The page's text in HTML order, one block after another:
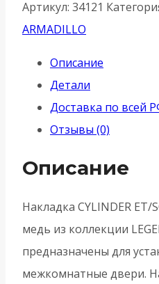
Armadillo
CYLINDER
ET/SQ-
21ABL-
медь
Артикул: 34121
ARMADILLO
Описание
Детали
Доставка по всей
Отзывы (0)
Описание
Накладка CYLINDER ET/
медь из коллекции
предназначены для
межкомнатные двери.